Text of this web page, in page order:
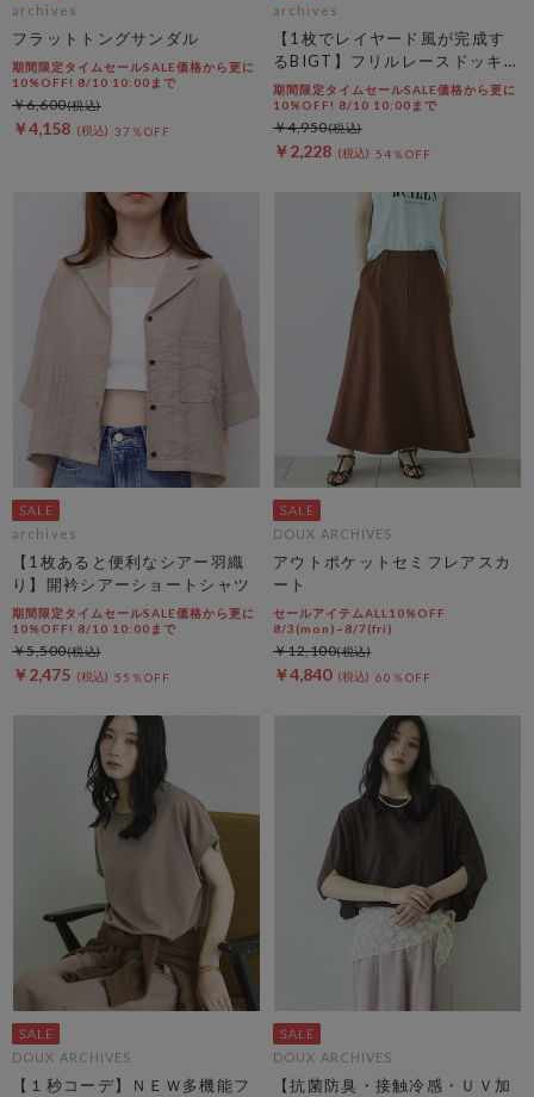
archives
フラットトングサンダル
期間限定タイムセールSALE価格から更に
10%OFF! 8/10 10:00まで
￥4,158 37％OFF
￥6,600
archives
【1枚でレイヤード風が完成す
るBIGT】フリルレースドッキン
グＢＩＧＴＥＥ
期間限定タイムセールSALE価格から更に
10%OFF! 8/10 10:00まで
￥2,228 54％OFF
￥4,950
archives
【1枚あると便利なシアー羽織
り】開衿シアーショートシャツ
期間限定タイムセールSALE価格から更に
10%OFF! 8/10 10:00まで
￥2,475 55％OFF
￥5,500
DOUX ARCHIVES
アウトポケットセミフレアスカ
ート
セールアイテムALL10%OFF
8/3(mon)~8/7(fri)
￥4,840 60％OFF
￥12,100
DOUX ARCHIVES
【１秒コーデ】ＮＥＷ多機能フ
DOUX ARCHIVES
【抗菌防臭・接触冷感・ＵＶ加